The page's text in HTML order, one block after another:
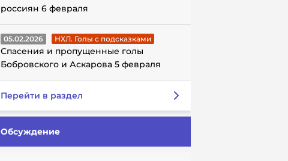
россиян 6 февраля
05.02.2026 НХЛ. Голы с подсказками
Спасения и пропущенные голы
Бобровского и Аскарова 5 февраля
Перейти в раздел
Обсуждение